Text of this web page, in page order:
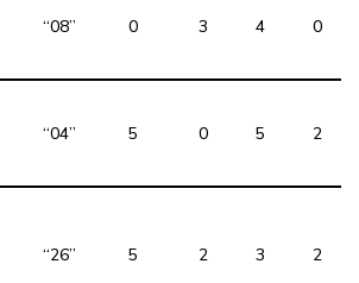
“08” 0 3 4 0
“04” 5 0 5 2
“26” 5 2 3 2